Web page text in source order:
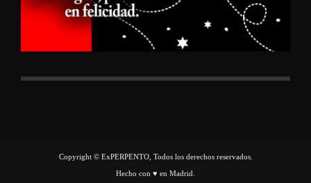
Copyright © ExPERPENTO, Todos los derechos reservados.
Hecho con ♥ en Madrid.